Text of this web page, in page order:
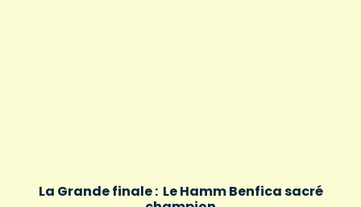
La Grande finale : Le Hamm Benfica sacré